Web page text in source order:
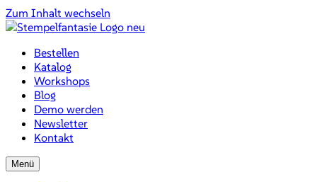
Zum Inhalt wechseln
Bestellen
Katalog
Workshops
Blog
Demo werden
Newsletter
Kontakt
Menü